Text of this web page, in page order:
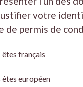
votre
de permis de
êtes français
êtes européen